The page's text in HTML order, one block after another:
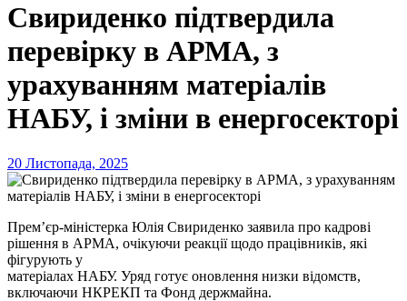
Свириденко підтвердила
перевірку в АРМА, з
урахуванням матеріалів
НАБУ, і зміни в енергосекторі
20 Листопада, 2025
Прем’єр-міністерка Юлія Свириденко заявила про кадрові
рішення в АРМА, очікуючи реакції щодо працівників, які
фігурують у
матеріалах НАБУ. Уряд готує оновлення низки відомств,
включаючи НКРЕКП та Фонд держмайна.